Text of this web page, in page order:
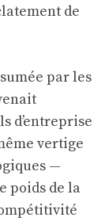
de
par les
d’entreprise
vertige
—
poids de la